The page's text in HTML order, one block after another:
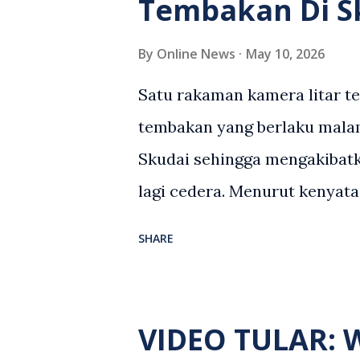
pihak. Video berkenaan kini
pelbagai reaksi orang ramai.
Tembakan Di
By Online News May 10, 2026
Satu rakaman kamera litar
tembakan yang berlaku
Skudai sehingga
lagi cedera. Menurut
Seorang mangsa disahkan
SHARE
VIDEO TULAR: